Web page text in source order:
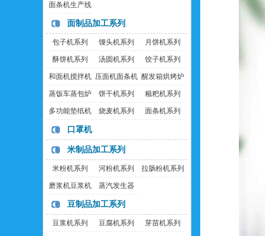
面条机生产线
面制品加工系列
包子机系列 馒头机系列 月饼机系列
酥饼机系列 汤圆机系列 饺子机系列
和面机搅拌机 压面机面条机 醒发箱烘烤炉
蒸饭车蒸包炉 饼干机系列 糍粑机系列
多功能垫纸机 烧麦机系列 面条机系列
口罩机
米制品加工系列
米粉机系列 河粉机系列 拉肠粉机系列
磨浆机豆浆机 蒸汽发生器
豆制品加工系列
豆浆机系列 豆腐机系列 芽苗机系列